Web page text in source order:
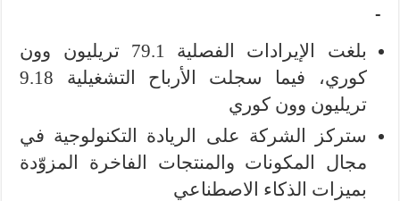
بلغت الإيرادات الفصلية 79.1 تريليون وون
كوري، فيما سجلت الأرباح التشغيلية 9.18
تريليون وون كوري
ستركز الشركة على الريادة التكنولوجية في
مجال المكونات والمنتجات الفاخرة المزوّدة
بميزات الذكاء الاصطناعي